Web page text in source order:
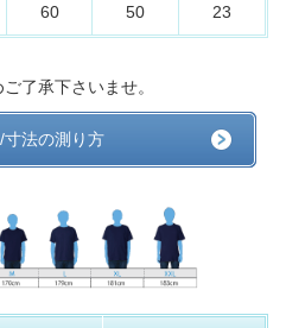
60 50 23
了承下さいませ。
法の測り方